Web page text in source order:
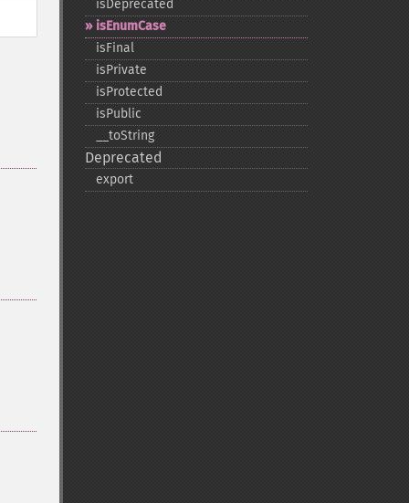
isDeprecated
isEnumCase
isFinal
isPrivate
isProtected
isPublic
_​_​toString
Deprecated
export